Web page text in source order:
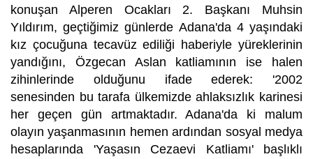
konuşan Alperen Ocakları 2. Başkanı Muhsin
Yıldırım, geçtiğimiz günlerde Adana'da 4 yaşındaki
kız çocuğuna tecavüz ediliği haberiyle yüreklerinin
yandığını, Özgecan Aslan katliamının ise halen
zihinlerinde olduğunu ifade ederek: '2002
senesinden bu tarafa ülkemizde ahlaksızlık karinesi
her geçen gün artmaktadır. Adana'da ki malum
olayın yaşanmasının hemen ardından sosyal medya
hesaplarında 'Yaşasın Cezaevi Katliamı' başlıklı